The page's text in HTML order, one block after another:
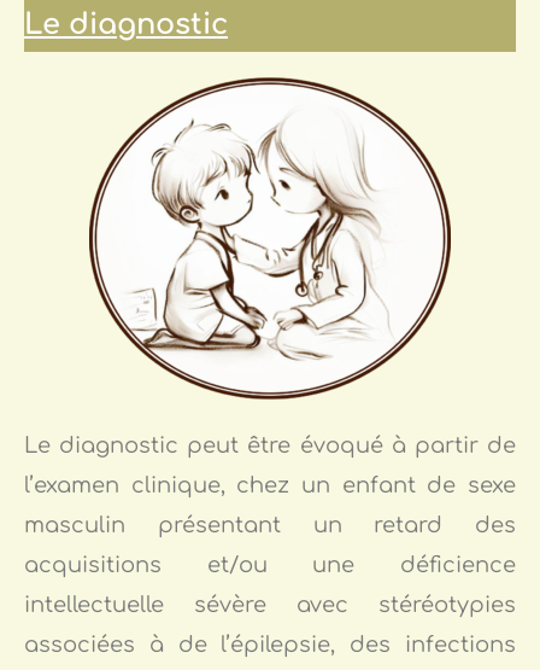
Le diagnostic
Le diagnostic peut être évoqué à partir de
l’examen clinique, chez un enfant de sexe
masculin présentant un retard des
acquisitions et/ou une déficience
intellectuelle sévère avec stéréotypies
associées à de l’épilepsie, des infections